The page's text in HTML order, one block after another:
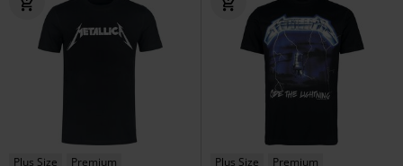
Plus Size Premium Plus Size Premium